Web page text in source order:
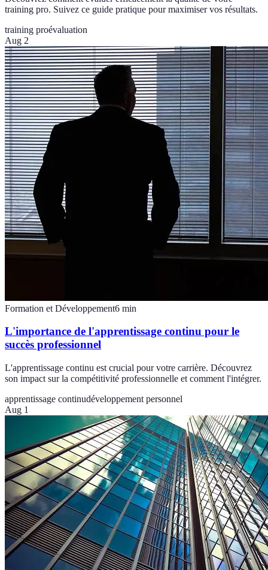
training pro. Suivez ce guide pratique pour maximiser vos résultats.
training proévaluation
Aug 2
Formation et Développement6 min
L'importance de l'apprentissage continu pour le
succès professionnel
L'apprentissage continu est crucial pour votre carrière. Découvrez
son impact sur la compétitivité professionnelle et comment l'intégrer.
apprentissage continudéveloppement personnel
Aug 1